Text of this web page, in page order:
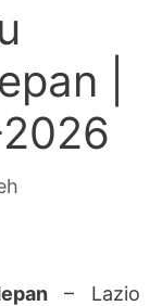
|
– Lazio